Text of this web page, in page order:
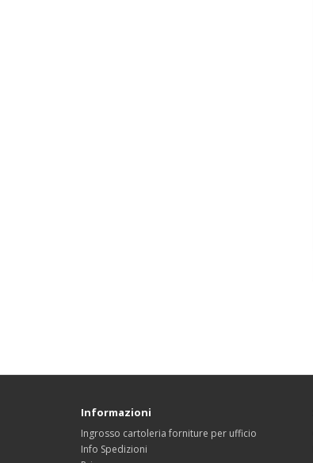
Informazioni
Ingrosso cartoleria forniture per ufficio
Info Spedizioni